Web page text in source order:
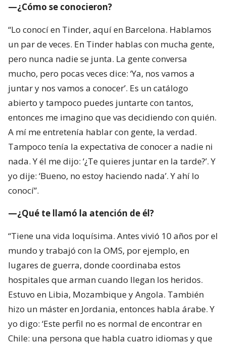
—¿Cómo se conocieron?
“Lo conocí en Tinder, aquí en Barcelona. Hablamos
un par de veces. En Tinder hablas con mucha gente,
pero nunca nadie se junta. La gente conversa
mucho, pero pocas veces dice: ‘Ya, nos vamos a
juntar y nos vamos a conocer’. Es un catálogo
abierto y tampoco puedes juntarte con tantos,
entonces me imagino que vas decidiendo con quién.
A mí me entretenía hablar con gente, la verdad.
Tampoco tenía la expectativa de conocer a nadie ni
nada. Y él me dijo: ‘¿Te quieres juntar en la tarde?’. Y
yo dije: ‘Bueno, no estoy haciendo nada’. Y ahí lo
conocí”.
—¿Qué te llamó la atención de él?
“Tiene una vida loquísima. Antes vivió 10 años por el
mundo y trabajó con la OMS, por ejemplo, en
lugares de guerra, donde coordinaba estos
hospitales que arman cuando llegan los heridos.
Estuvo en Libia, Mozambique y Angola. También
hizo un máster en Jordania, entonces habla árabe. Y
yo digo: ‘Este perfil no es normal de encontrar en
Chile: una persona que habla cuatro idiomas y que